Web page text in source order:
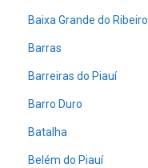
Baixa Grande do Ribeiro
Barras
Barreiras do Piauí
Barro Duro
Batalha
Belém do Piauí